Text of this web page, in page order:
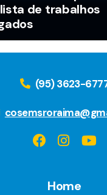
de trabalhos
(95) 3623-
Home